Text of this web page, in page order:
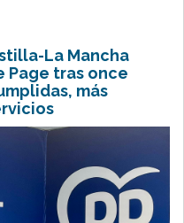
La Mancha
Page tras once
más